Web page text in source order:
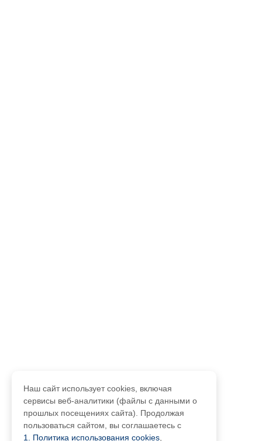
Наш сайт использует cookies, включая
сервисы веб-аналитики (файлы с данными о
прошлых посещениях сайта). Продолжая
пользоваться сайтом, вы соглашаетесь с
1. Политика использования cookies